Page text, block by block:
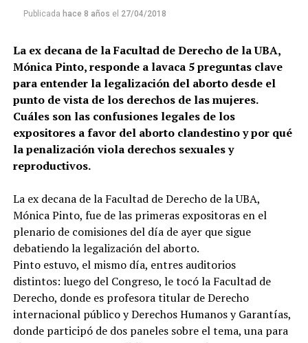
Publicada hace 8 años el 27/04/2018
La ex decana de la Facultad de Derecho de la UBA,
Mónica Pinto, responde a lavaca 5 preguntas clave
para entender la legalización del aborto desde el
punto de vista de los derechos de las mujeres.
Cuáles son las confusiones legales de los
expositores a favor del aborto clandestino y por qué
la penalización viola derechos sexuales y
reproductivos.
La ex decana de la Facultad de Derecho de la UBA,
Mónica Pinto, fue de las primeras expositoras en el
plenario de comisiones del día de ayer que sigue
debatiendo la legalización del aborto.
Pinto estuvo, el mismo día, entres auditorios
distintos: luego del Congreso, le tocó la Facultad de
Derecho, donde es profesora titular de Derecho
internacional público y Derechos Humanos y Garantías,
donde participó de dos paneles sobre el tema, una para